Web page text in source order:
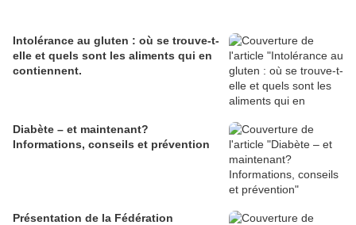
Intolérance au gluten : où se trouve-t-
elle et quels sont les aliments qui en
contiennent.
Diabète – et maintenant?
Informations, conseils et prévention
Présentation de la Fédération